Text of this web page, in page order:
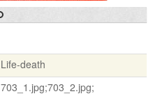
Life-death
703_1.jpg;703_2.jpg;